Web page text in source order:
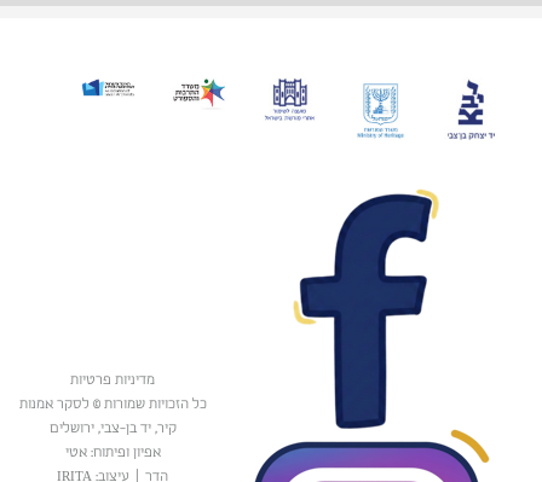
מדיניות פרטיות
כל הזכויות שמורות © לסקר אמנות
קיר, יד בן-צבי, ירושלים
אפיון ופיתוח: אטי
הדר
עיצוב: IRITA